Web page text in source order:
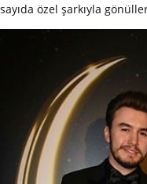
sayıda özel şarkıyla